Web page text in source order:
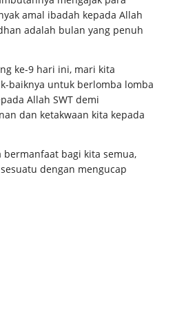
amal ibadah kepada Allah
adalah bulan yang penuh
ke-9 hari ini, mari kita
baiknya untuk berlomba lomba
Allah SWT demi
dan ketakwaan kita kepada
bermanfaat bagi kita semua,
dengan mengucap